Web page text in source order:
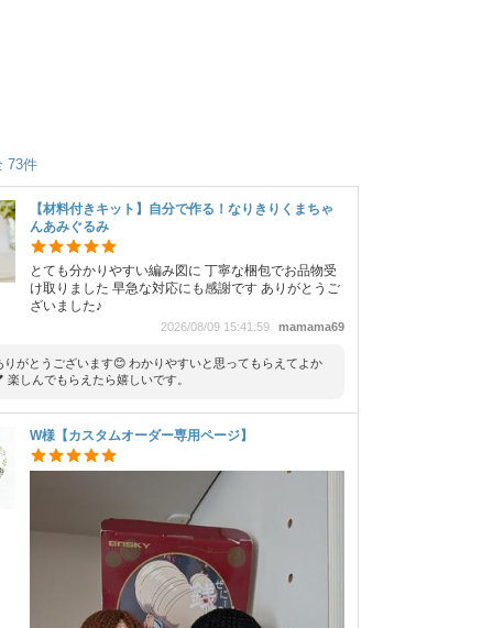
73件
【材料付きキット】自分で作る！なりきりくまちゃ
んあみぐるみ
とても分かりやすい編み図に 丁寧な梱包でお品物受
け取りました 早急な対応にも感謝です ありがとうご
ざいました♪
mamama69
2026/08/09 15:41:59
りがとうございます😊 わかりやすいと思ってもらえてよか
楽しんでもらえたら嬉しいです。
W様【カスタムオーダー専用ページ】